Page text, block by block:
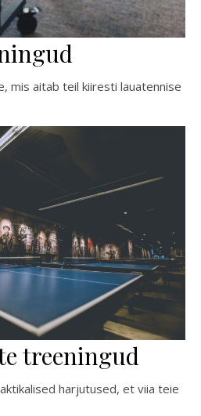
mis aitab teil kiiresti lauatennise
treeningud
harjutused, et viia teie